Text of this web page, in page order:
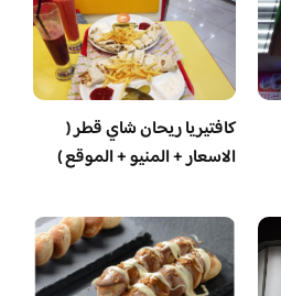
كافتيريا ريحان شاي قطر (
الاسعار + المنيو + الموقع )